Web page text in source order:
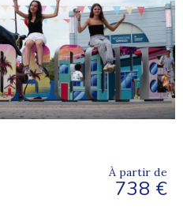
À partir de
738 €